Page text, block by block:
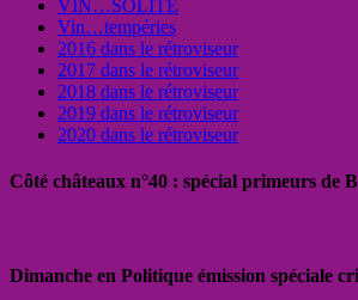
VIN…SOLITE
Vin…tempéries
2016 dans le rétroviseur
2017 dans le rétroviseur
2018 dans le rétroviseur
2019 dans le rétroviseur
2020 dans le rétroviseur
Côté châteaux n°40 : spécial primeurs de
Dimanche en Politique émission spéciale